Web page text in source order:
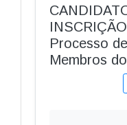
Processo
Membros